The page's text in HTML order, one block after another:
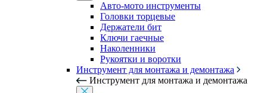
Авто-мото инструменты
Головки торцевые
Держатели бит
Ключи гаечные
Наколенники
Рукоятки и воротки
Инструмент для монтажа и демонтажа
Инструмент для монтажа и демонтажа